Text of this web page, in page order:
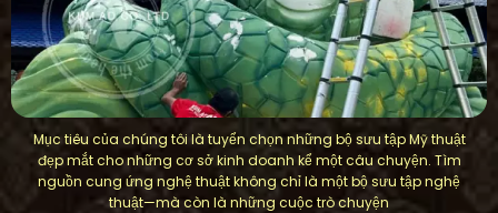
Mục tiêu của chúng tôi là tuyển chọn những bộ sưu tập Mỹ thuật
đẹp mắt cho những cơ sở kinh doanh kể một câu chuyện. Tìm
nguồn cung ứng nghệ thuật không chỉ là một bộ sưu tập nghệ
thuật—mà còn là những cuộc trò chuyện